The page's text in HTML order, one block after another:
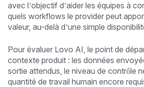
avec l’objectif d’aider les équipes à
quels workflows le provider peut
valeur, au-delà d’une simple
Pour évaluer Lovo AI, le point de
contexte produit : les données
sortie attendus, le niveau de contrôle
quantité de travail humain encore